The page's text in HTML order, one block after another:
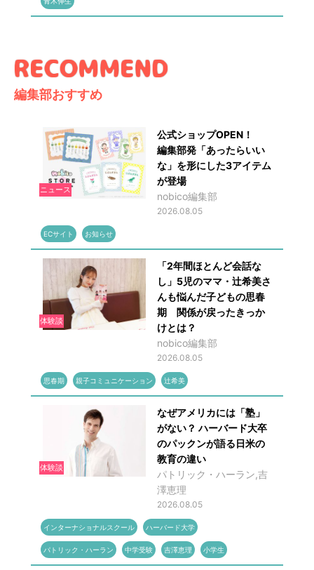
編集部おすすめ
ニュース
公式ショップOPEN！
編集部発「あったらいい
な」を形にした3アイテム
が登場
nobico編集部
2026.08.05
ECサイト お知らせ
体験談
「2年間ほとんど会話な
し」5児のママ・辻希美さ
んも悩んだ子どもの思春
期 関係が戻ったきっか
けとは？
nobico編集部
2026.08.05
思春期 親子コミュニケーション 辻希美
体験談
なぜアメリカには「塾」
がない？ ハーバード大卒
のパックンが語る日米の
教育の違い
パトリック・ハーラン,吉
澤恵理
2026.08.05
インターナショナルスクール ハーバード大学
パトリック・ハーラン 中学受験 吉澤恵理 小学生